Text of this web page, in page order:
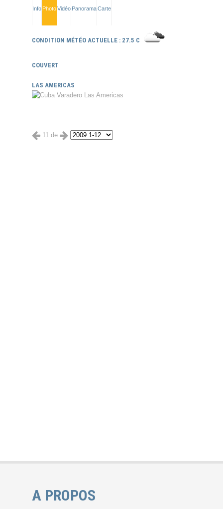
Info PhotoVidéo PanoramaCarte
CONDITION MÉTÉO ACTUELLE : 27.5 C
COUVERT
LAS AMERICAS
11 de
A PROPOS